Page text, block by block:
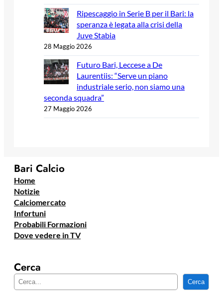
Ripescaggio in Serie B per il Bari: la
speranza è legata alla crisi della
Juve Stabia
28 Maggio 2026
Futuro Bari, Leccese a De
Laurentiis: “Serve un piano
industriale serio, non siamo una
seconda squadra”
27 Maggio 2026
Bari Calcio
Home
Notizie
Calciomercato
Infortuni
Probabili Formazioni
Dove vedere in TV
Cerca
e
Cerca